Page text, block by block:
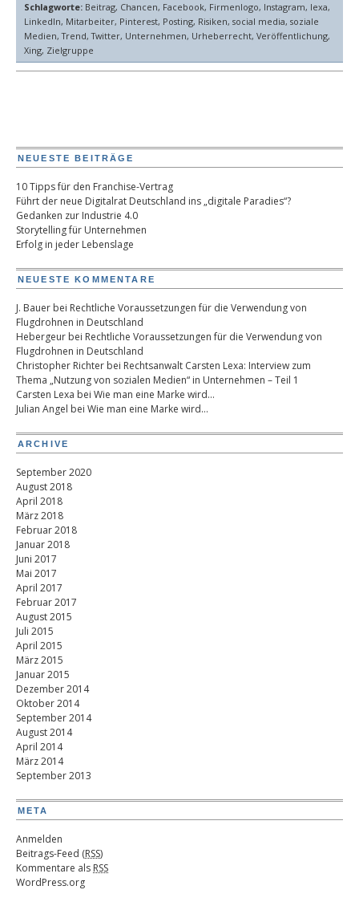
Schlagworte: Beitrag, Chancen, Facebook, Firmenlogo, Instagram, lexa,
LinkedIn, Mitarbeiter, Pinterest, Posting, Risiken, social media, soziale
Medien,Trend,Twitter, Unternehmen, Urheberrecht, Veröffentlichung,
Xing, Zielgruppe
NEUESTE BEITRÄGE
10 Tipps für den Franchise-Vertrag
Führt der neue Digitalrat Deutschland ins „digitale Paradies“?
Gedanken zur Industrie 4.0
Storytelling für Unternehmen
Erfolg in jeder Lebenslage
NEUESTE KOMMENTARE
J. Bauer bei Rechtliche Voraussetzungen für die Verwendung von
Flugdrohnen in Deutschland
Hebergeur bei Rechtliche Voraussetzungen für die Verwendung von
Flugdrohnen in Deutschland
Christopher Richter bei Rechtsanwalt Carsten Lexa: Interview zum
Thema „Nutzung von sozialen Medien“ in Unternehmen – Teil 1
Carsten Lexa bei Wie man eine Marke wird…
Julian Angel bei Wie man eine Marke wird…
ARCHIVE
September 2020
August 2018
April 2018
März 2018
Februar 2018
Januar 2018
Juni 2017
Mai 2017
April 2017
Februar 2017
August 2015
Juli 2015
April 2015
März 2015
Januar 2015
Dezember 2014
Oktober 2014
September 2014
August 2014
April 2014
März 2014
September 2013
META
Anmelden
Beitrags-Feed (RSS)
Kommentare als RSS
WordPress.org